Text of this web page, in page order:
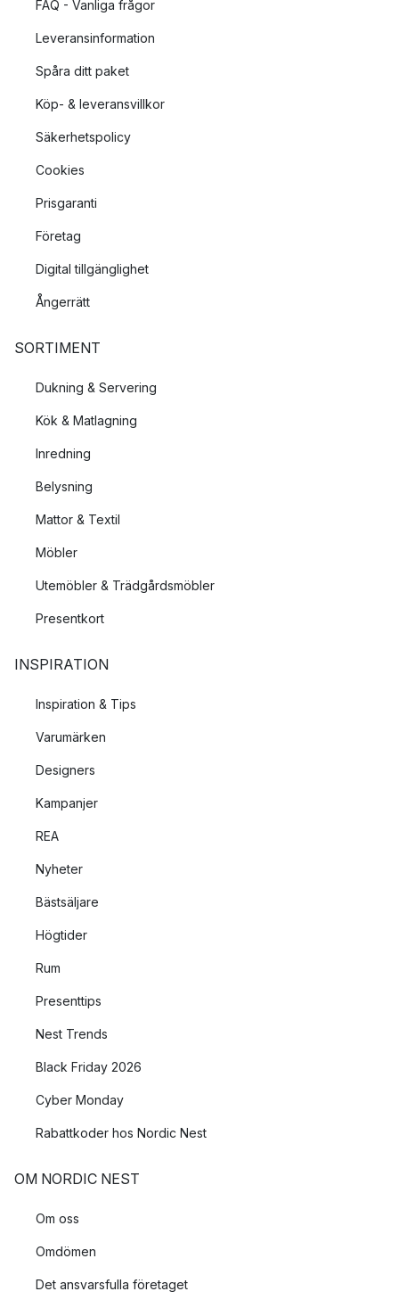
FAQ - Vanliga frågor
Leveransinformation
Spåra ditt paket
Köp- & leveransvillkor
Säkerhetspolicy
Cookies
Prisgaranti
Företag
Digital tillgänglighet
Ångerrätt
SORTIMENT
Dukning & Servering
Kök & Matlagning
Inredning
Belysning
Mattor & Textil
Möbler
Utemöbler & Trädgårdsmöbler
Presentkort
INSPIRATION
Inspiration & Tips
Varumärken
Designers
Kampanjer
REA
Nyheter
Bästsäljare
Högtider
Rum
Presenttips
Nest Trends
Black Friday 2026
Cyber Monday
Rabattkoder hos Nordic Nest
OM NORDIC NEST
Om oss
Omdömen
Det ansvarsfulla företaget